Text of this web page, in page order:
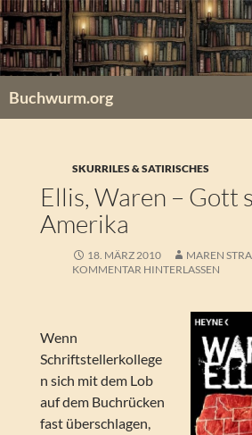
Zum
Inhalt
springen
Buchwurm.org
SKURRILES & SATIRISCHES
Ellis, Waren – Gott
Amerika
18. MÄRZ 2010
MAREN
KOMMENTAR HINTERLASSEN
Wenn
Schriftstellerkollege
n sich mit dem Lob
auf dem Buchrücken
fast überschlagen,